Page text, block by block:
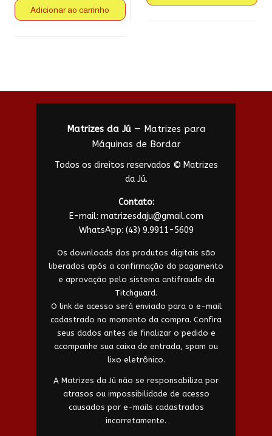
Adicionar ao carrinho
Matrizes da Jú— Matrizes para
Máquinas de Bordar
Todos os direitos reservados © Matrizes
da Jú.
Contato:
E-mail: matrizesdaju@gmail.com
WhatsApp: (43) 9.9911-5609
Os downloads dos produtos digitais são
liberados após a confirmação do pagamento
e aprovação pelo sistema antifraude da
Titchguard.
O link de acesso será enviado para o e-mail
cadastrado no momento da compra. Confira
seus dados antes de finalizar o pedido e
acompanhe sua caixa de entrada, spam ou
lixo eletrônico.
A Matrizes da Jú não se responsabiliza por
atrasos ou impossibilidade de acesso
causados por e-mails cadastrados
incorretamente.